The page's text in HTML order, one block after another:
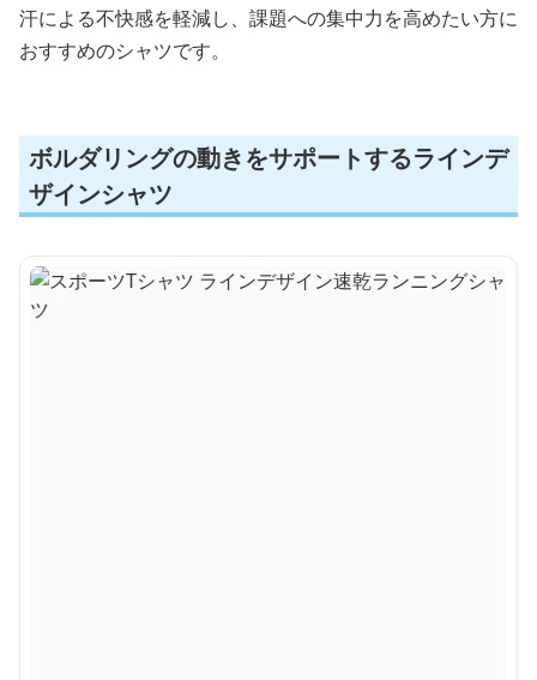
汗による不快感を軽減し、課題への集中力を高めたい方に
おすすめのシャツです。
ボルダリングの動きをサポートするラインデ
ザインシャツ